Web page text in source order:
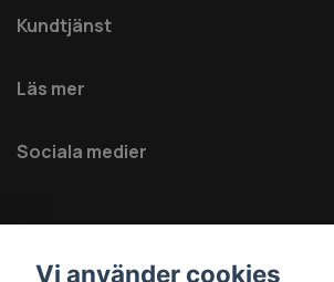
Kundtjänst
Läs mer
Sociala medier
Vi använder cookies